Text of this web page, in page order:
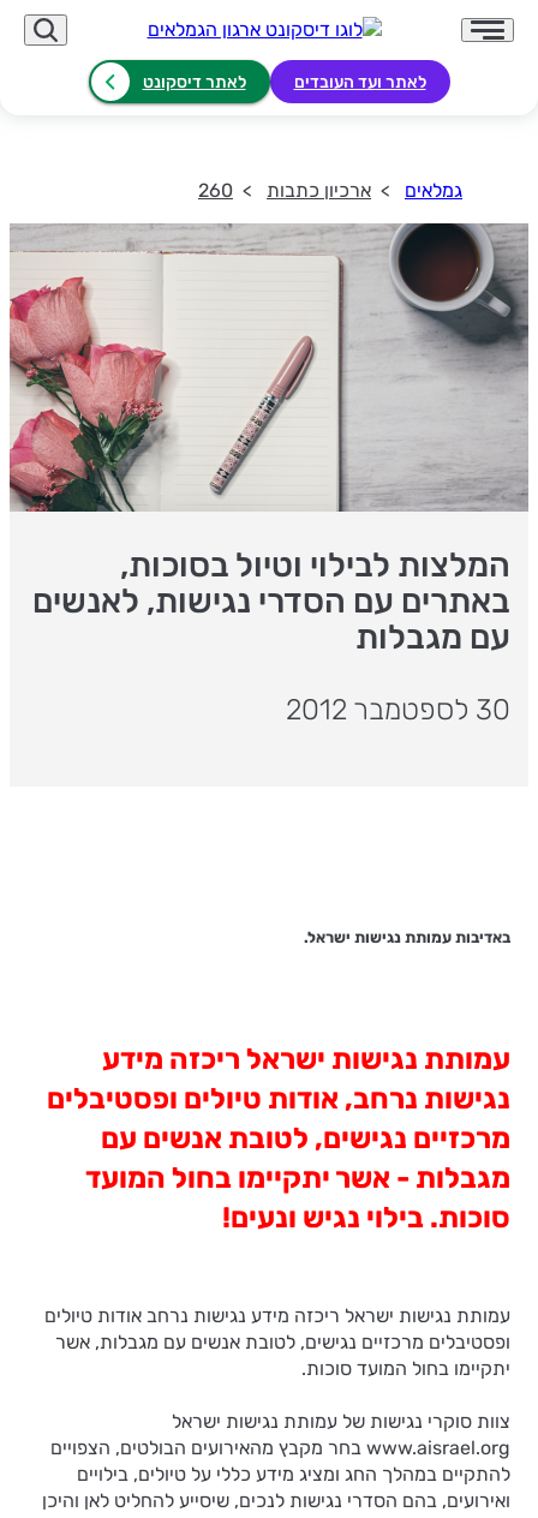
לאתר ועד העובדים לאתר דיסקונט
גמלאים ארכיון כתבות 260
המלצות לבילוי וטיול בסוכות,
באתרים עם הסדרי נגישות, לאנשים
עם מגבלות
30 לספטמבר 2012
באדיבות עמותת נגישות ישראל.
עמותת נגישות ישראל ריכזה מידע
נגישות נרחב, אודות טיולים ופסטיבלים
מרכזיים נגישים, לטובת אנשים עם
מגבלות - אשר יתקיימו בחול המועד
סוכות. בילוי נגיש ונעים!
עמותת נגישות ישראל ריכזה מידע נגישות נרחב אודות טיולים
ופסטיבלים מרכזיים נגישים, לטובת אנשים עם מגבלות, אשר
יתקיימו בחול המועד סוכות.
צוות סוקרי נגישות של עמותת נגישות ישראל
www.aisrael.org בחר מקבץ מהאירועים הבולטים, הצפויים
להתקיים במהלך החג ומציג מידע כללי על טיולים, בילויים
ואירועים, בהם הסדרי נגישות לנכים, שיסייע להחליט לאן והיכן